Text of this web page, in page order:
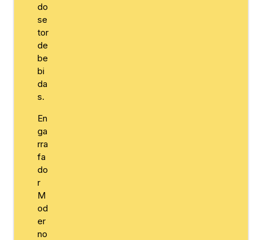
do
se
tor
de
be
bi
da
s.
En
ga
rra
fa
do
r
M
od
er
no